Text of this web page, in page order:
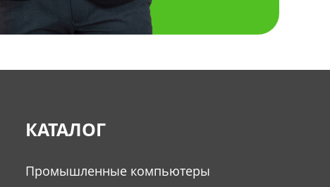
КАТАЛОГ
Промышленные компьютеры